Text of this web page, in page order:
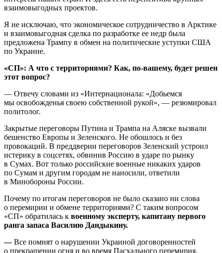
взаимовыгодных проектов.
Я не исключаю, что экономическое сотрудничество в Арктике
и взаимовыгодная сделка по разработке ее недр была
предложена Трампу в обмен на политические уступки США
по Украине.
«СП»: А что с территориями? Как, по-вашему, будет решен
этот вопрос?
— Отвечу словами из «Интернационала: «Добьемся
мы освобожденья своею собственной рукой», — резюмировал
политолог.
Закрытые переговоры Путина и Трампа на Аляске вызвали
бешенство Европы и Зеленского. Не обошлось и без
провокаций. В преддверии переговоров Зеленский устроил
истерику в соцсетях, обвинив Россию в ударе по рынку
в Сумах. Вот только российские военные никаких ударов
по Сумам и другим городам не наносили, ответили
в Минобороны России.
Почему по итогам переговоров не было сказано ни слова
о перемирии и обмене территориями? С таким вопросом
«СП» обратилась к военному эксперту, капитану первого
ранга запаса Василию Дандыкину.
—Все помнят о нарушении Украиной договоренностей
о прекращении огня и во время Пасхального перемирия,